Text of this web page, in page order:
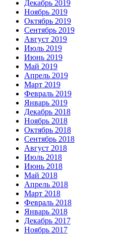
Декабрь 2019
Ноябрь 2019
Октябрь 2019
Сентябрь 2019
Август 2019
Июль 2019
Июнь 2019
Май 2019
Апрель 2019
Март 2019
Февраль 2019
Январь 2019
Декабрь 2018
Ноябрь 2018
Октябрь 2018
Сентябрь 2018
Август 2018
Июль 2018
Июнь 2018
Май 2018
Апрель 2018
Март 2018
Февраль 2018
Январь 2018
Декабрь 2017
Ноябрь 2017